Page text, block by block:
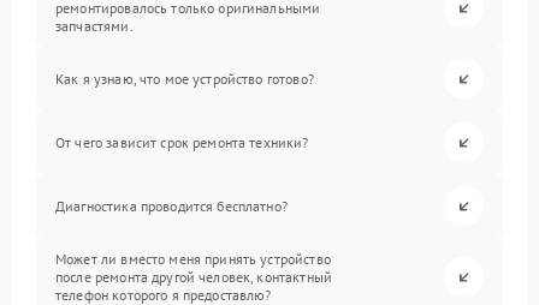
ремонтировалось только оригинальными
запчастями.
Как я узнаю, что мое устройство готово?
От чего зависит срок ремонта техники?
Диагностика проводится бесплатно?
Может ли вместо меня принять устройство
после ремонта другой человек, контактный
телефон которого я предоставлю?